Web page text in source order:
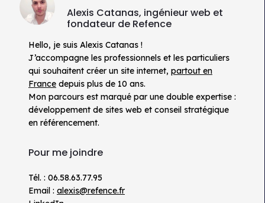
Alexis Catanas, ingénieur web et
fondateur de Refence
Hello, je suis Alexis Catanas !
J’accompagne les professionnels et les particuliers
qui souhaitent créer un site internet, partout en
France depuis plus de 10 ans.
Mon parcours est marqué par une double expertise :
développement de sites web et conseil stratégique
en référencement.
Pour me joindre
Tél. : 06.58.63.77.95
Email : alexis@refence.fr